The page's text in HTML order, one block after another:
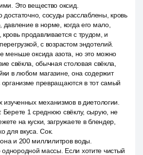
Это вещество оксид.
достаточно, сосуды расслаблены, кровь
давление в норме, когда его мало,
продавливается с трудом, и
с возрастом эндотелий.
меньше оксида азота, но это можно
свёкла, обычная столовая свёкла,
в любом магазине, она содержит
организме превращаются в тот самый
изученных механизмов в диетологии.
Берете 1 среднюю свёклу, сырую, не
на куски, загружаете в блендер,
для вкуса. Сок.
и 200 миллилитров воды.
массы. Если хотите чистый